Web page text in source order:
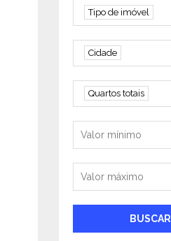
Tipo de imóvel
Tipo de imóvel
Cidade
Cidade
Quartos
Quartos totais
Valor mínimo
Valor máximo
BUSCAR